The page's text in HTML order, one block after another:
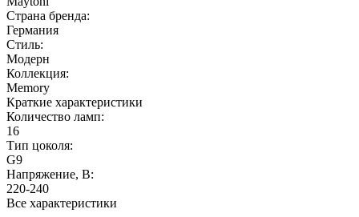
Страна бренда:
Германия
Стиль:
Модерн
Коллекция:
Memory
Краткие характеристики
Количество ламп:
16
Тип цоколя:
G9
Напряжение, В:
220-240
Все характеристики